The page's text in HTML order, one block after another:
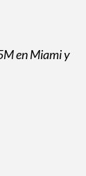
en Miami y